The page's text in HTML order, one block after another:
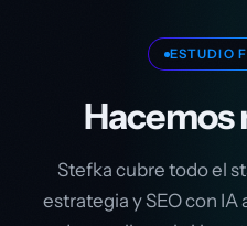
ESTUDIO
Hacemos
Stefka cubre todo el
estrategia y SEO con IA